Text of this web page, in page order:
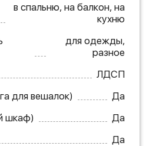
в спальню, на балкон, на
кухню
для одежды,
разное
ЛДСП
для вешалок)
Да
шкаф)
Да
Да